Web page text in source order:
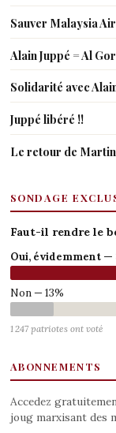
Sauver Malaysia
Alain Juppé = Al
Solidarité avec
Juppé libéré !!
Le retour de
SONDAGE
Faut-il rendre le
Oui, évidemment —
Non — 13%
1 247 patriotes ont voté
ABONNEMENTS
Accedez
joug marxisant des